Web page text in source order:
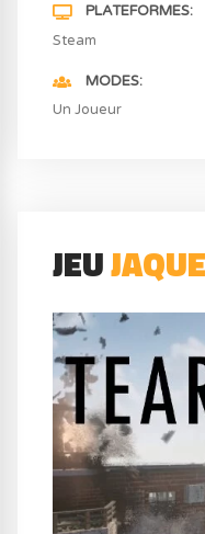
PLATEFORMES
Steam
MODES
Un Joueur
JEU